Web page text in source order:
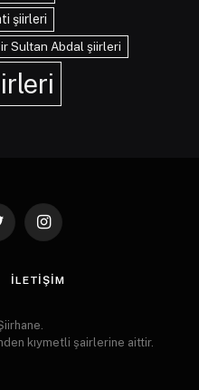
şiirleri
Sultan Abdal şiirleri
Instagram
İLETIŞIM
kıymetli şairlerine aittir.